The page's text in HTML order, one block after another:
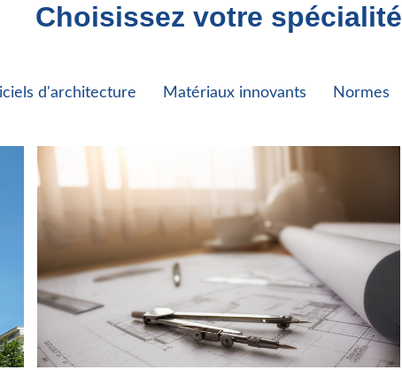
Choisissez votre spécialité
d'architecture Matériaux innovants Normes